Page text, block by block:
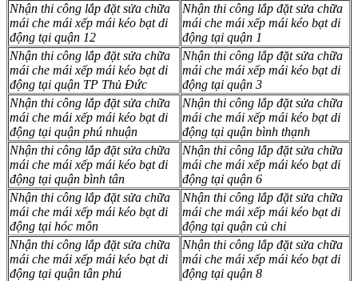
Nhận thi công lắp đặt sửa chữa
mái che mái xếp mái kéo bạt di
động tại quận 12
Nhận thi công lắp đặt sửa chữa
mái che mái xếp mái kéo bạt di
động tại quận 1
Nhận thi công lắp đặt sửa chữa
mái che mái xếp mái kéo bạt di
động tại quận TP Thủ Đức
Nhận thi công lắp đặt sửa chữa
mái che mái xếp mái kéo bạt di
động tại quận 3
Nhận thi công lắp đặt sửa chữa
mái che mái xếp mái kéo bạt di
động tại quận phú nhuận
Nhận thi công lắp đặt sửa chữa
mái che mái xếp mái kéo bạt di
động tại quận bình thạnh
Nhận thi công lắp đặt sửa chữa
mái che mái xếp mái kéo bạt di
động tại quận bình tân
Nhận thi công lắp đặt sửa chữa
mái che mái xếp mái kéo bạt di
động tại quận 6
Nhận thi công lắp đặt sửa chữa
mái che mái xếp mái kéo bạt di
động tại hóc môn
Nhận thi công lắp đặt sửa chữa
mái che mái xếp mái kéo bạt di
động tại quận củ chi
Nhận thi công lắp đặt sửa chữa
mái che mái xếp mái kéo bạt di
động tại quận tân phú
Nhận thi công lắp đặt sửa chữa
mái che mái xếp mái kéo bạt di
động tại quận 8